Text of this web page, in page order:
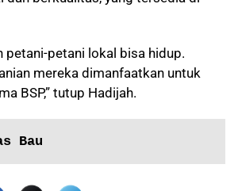
petani-petani lokal bisa hidup.
mereka dimanfaatkan untuk
BSP,” tutup Hadijah.
Bau